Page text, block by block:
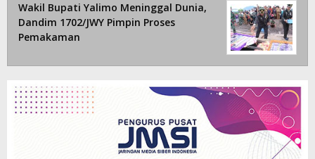
Wakil Bupati Yalimo Meninggal Dunia,
Dandim 1702/JWY Pimpin Proses
Pemakaman